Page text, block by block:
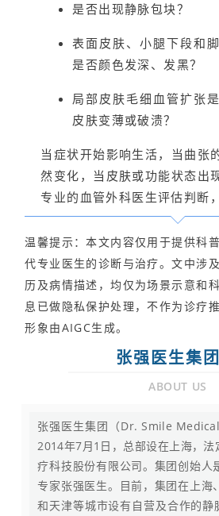
是否出现静脉包块？
表面皮肤、小腿下段和
是否颜色发深、发黑？
局部皮肤毛细血管扩张
皮肤变薄或破溃？
当症状开始影响生活，
当曲张
然变化， 当皮肤或功能状态出
专业的血管外科医生评估判断
温馨提示：本文内容仅用于提供科
代专业医生的诊断与治疗。文中涉
历及病情描述，均仅为场景示意和
息已做隐私保护处理，不作为诊疗
形象由AIGC生成。
张强医生集
ABOUT US
张强医生集团（Dr. Smile
2014年7月1日，总部设在上海，法
疗科技股份有限公司。集团创始人
专家张强医生。目前，集团在上海
和天津等城市设有自营及合作的静